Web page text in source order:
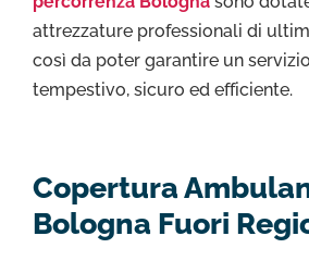
attrezzature professionali di
così da poter garantire un
tempestivo, sicuro ed efficiente.
Copertura
Bologna Fuori